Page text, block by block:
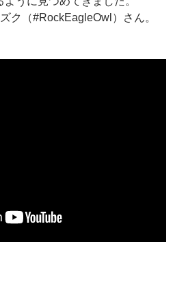
ク（#RockEagleOwl）さん。